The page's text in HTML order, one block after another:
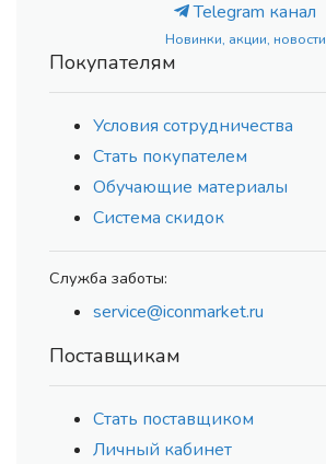
Telegram канал
Новинки, акции, новости
Покупателям
Условия сотрудничества
Стать покупателем
Обучающие материалы
Система скидок
Служба заботы:
service@iconmarket.ru
Поставщикам
Стать поставщиком
Личный кабинет